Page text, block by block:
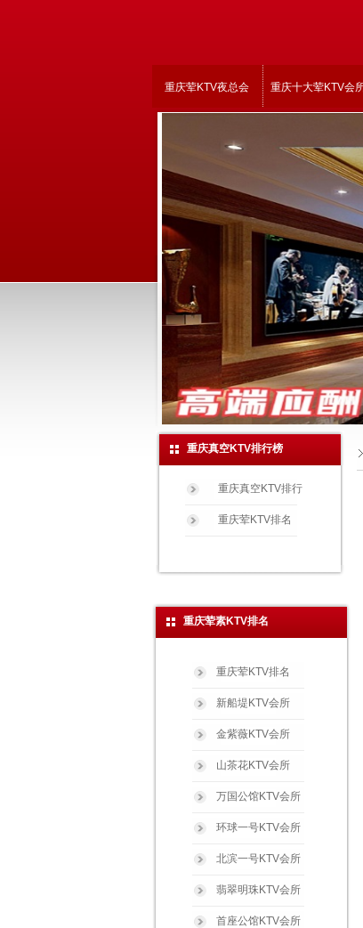
重庆荤KTV夜总会 重庆十大荤KTV会
重庆真空KTV排行榜
重庆真空KTV排行
重庆荤KTV排名
重庆荤素KTV排名
重庆荤KTV排名
新船堤KTV会所
金紫薇KTV会所
山茶花KTV会所
万国公馆KTV会所
环球一号KTV会所
北滨一号KTV会所
翡翠明珠KTV会所
首座公馆KTV会所